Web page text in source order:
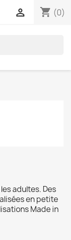
shopping_cart (0)

adultes. Des
en petite
Made in